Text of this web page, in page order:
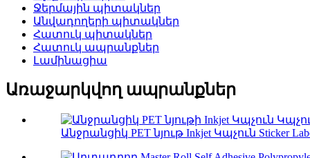
Ջերմային պիտակներ
Անվադողերի պիտակներ
Հատուկ պիտակներ
Հատուկ ապրանքներ
Լամինացիա
Առաջարկվող ապրանքներ
Անջրանցիկ PET նյութ Inkjet Կպչուն Sticker